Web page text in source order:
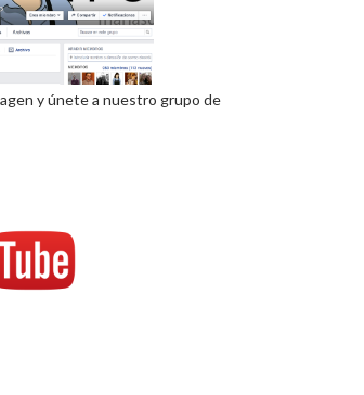
y únete a nuestro grupo de